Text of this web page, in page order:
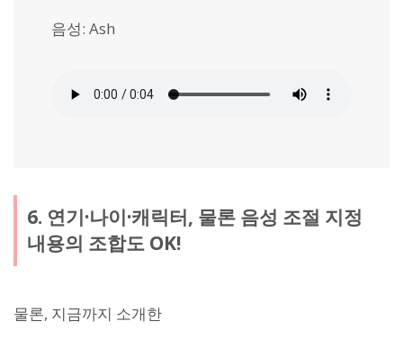
음성: Ash
6. 연기·나이·캐릭터, 물론 음성 조절 지정
내용의 조합도 OK!
물론, 지금까지 소개한